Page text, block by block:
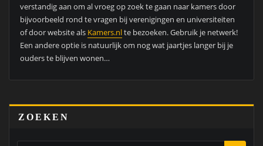
verstandig aan om al vroeg op zoek te gaan naar kamers door
bijvoorbeeld rond te vragen bij verenigingen en universiteiten
of door website als Kamers.nlte bezoeken. Gebruik je netwerk!
Een andere optie is natuurlijk om nog wat jaartjes langer bij je
ouders te blijven wonen…
ZOEKEN